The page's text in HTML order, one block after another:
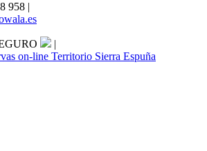
958 |
|
on-line Territorio Sierra Espuña